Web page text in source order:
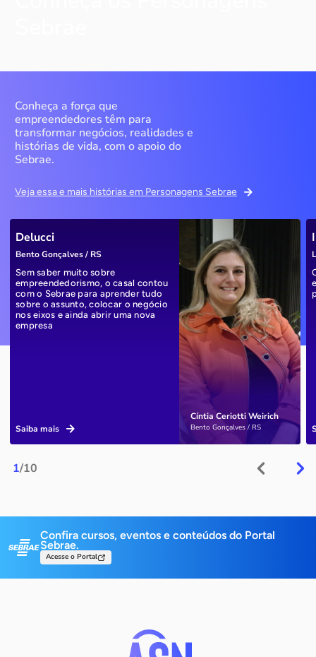
Conheça a força que
empreendedores têm para
transformar negócios, realidades e
histórias de vida, com o apoio do
Sebrae.
Veja essa e mais histórias em Personagens Sebrae
1/10
Cíntia Ceriotti Weirich
Bento Gonçalves / RS
Delucci
Bento Gonçalves / RS
Sem saber muito sobre
empreendedorismo, o casal contou
com o Sebrae para aprender tudo
sobre o assunto, colocar o negócio
nos eixos e ainda abrir uma nova
empresa
Saiba mais
Confira cursos, eventos e conteúdos do Portal
Sebrae.
Acesse o Portal